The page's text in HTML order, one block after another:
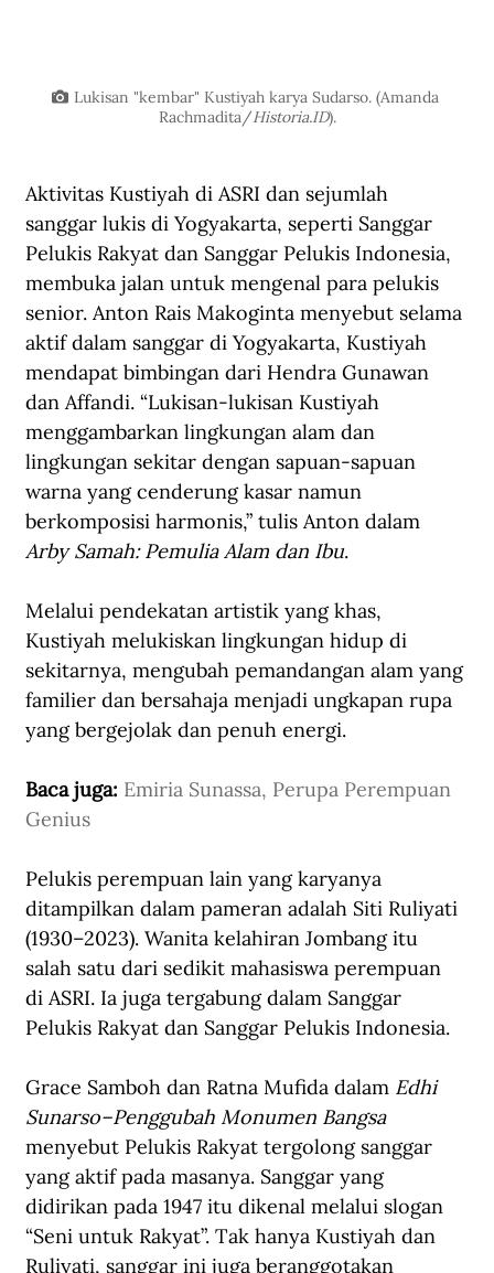
Lukisan "kembar" Kustiyah karya Sudarso. (Amanda
Rachmadita/Historia.ID).
Aktivitas Kustiyah di ASRI dan sejumlah
sanggar lukis di Yogyakarta, seperti Sanggar
Pelukis Rakyat dan Sanggar Pelukis Indonesia,
membuka jalan untuk mengenal para pelukis
senior. Anton Rais Makoginta menyebut selama
aktif dalam sanggar di Yogyakarta, Kustiyah
mendapat bimbingan dari Hendra Gunawan
dan Affandi. “Lukisan-lukisan Kustiyah
menggambarkan lingkungan alam dan
lingkungan sekitar dengan sapuan-sapuan
warna yang cenderung kasar namun
berkomposisi harmonis,” tulis Anton dalam
Arby Samah: Pemulia Alam dan Ibu.
Melalui pendekatan artistik yang khas,
Kustiyah melukiskan lingkungan hidup di
sekitarnya, mengubah pemandangan alam yang
familier dan bersahaja menjadi ungkapan rupa
yang bergejolak dan penuh energi.
Baca juga: Emiria Sunassa, Perupa Perempuan
Genius
Pelukis perempuan lain yang karyanya
ditampilkan dalam pameran adalah Siti Ruliyati
(1930–2023). Wanita kelahiran Jombang itu
salah satu dari sedikit mahasiswa perempuan
di ASRI. Ia juga tergabung dalam Sanggar
Pelukis Rakyat dan Sanggar Pelukis Indonesia.
Grace Samboh dan Ratna Mufida dalam Edhi
Sunarso–Penggubah Monumen Bangsa
menyebut Pelukis Rakyat tergolong sanggar
yang aktif pada masanya. Sanggar yang
didirikan pada 1947 itu dikenal melalui slogan
“Seni untuk Rakyat”. Tak hanya Kustiyah dan
Ruliyati, sanggar ini juga beranggotakan